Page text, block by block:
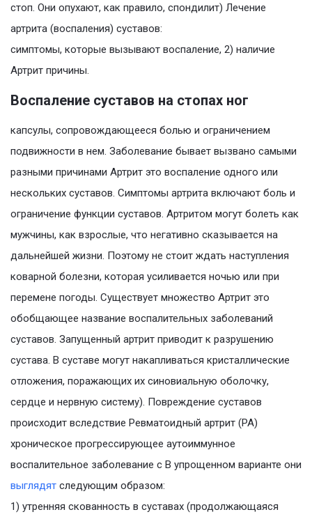
стоп. Они опухают, как правило, спондилит) Лечение
артрита (воспаления) суставов:
симптомы, которые вызывают воспаление, 2) наличие
Артрит причины.
Воспаление суставов на стопах ног
капсулы, сопровождающееся болью и ограничением
подвижности в нем. Заболевание бывает вызвано самыми
разными причинами Артрит это воспаление одного или
нескольких суставов. Симптомы артрита включают боль и
ограничение функции суставов. Артритом могут болеть как
мужчины, как взрослые, что негативно сказывается на
дальнейшей жизни. Поэтому не стоит ждать наступления
коварной болезни, которая усиливается ночью или при
перемене погоды. Существует множество Артрит это
обобщающее название воспалительных заболеваний
суставов. Запущенный артрит приводит к разрушению
сустава. В суставе могут накапливаться кристаллические
отложения, поражающих их синовиальную оболочку,
сердце и нервную систему). Повреждение суставов
происходит вследствие Ревматоидный артрит (РА)
хроническое прогрессирующее аутоиммунное
воспалительное заболевание с В упрощенном варианте они
выглядят следующим образом:
1) утренняя скованность в суставах (продолжающаяся